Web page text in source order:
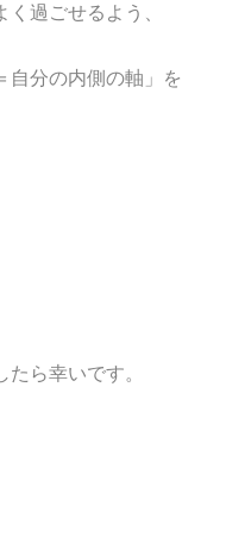
く過ごせるよう、
分の内側の軸」 を
たら幸いです。